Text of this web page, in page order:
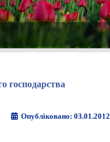
господарства
Опубліковано: 03.01.2012